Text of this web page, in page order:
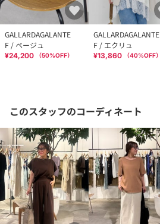
GALLARDAGALANTE
F / ベージュ
¥24,200 （50%OFF）
GALLARDAGALANTE
F / エクリュ
¥13,860 （40%OFF）
このスタッフのコーディネート